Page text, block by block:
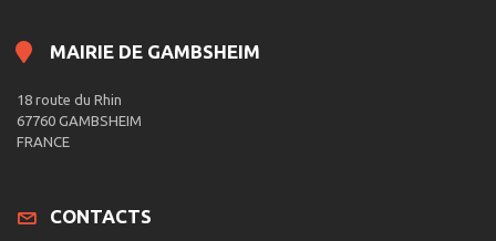
MAIRIE DE GAMBSHEIM
18 route du Rhin
67760 GAMBSHEIM
FRANCE
CONTACTS